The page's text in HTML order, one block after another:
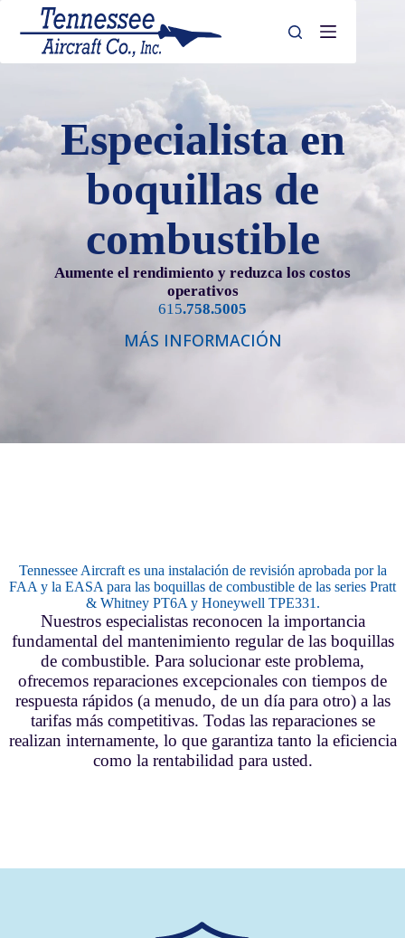
contenido
Especialista en
boquillas de
combustible
Aumente el rendimiento y reduzca los costos
operativos
615.758.5005
MÁS INFORMACIÓN
Tennessee Aircraft es una instalación de revisión aprobada por la
FAA y la EASA para las boquillas de combustible de las series Pratt
& Whitney PT6A y Honeywell TPE331.
Nuestros especialistas reconocen la importancia
fundamental del mantenimiento regular de las boquillas
de combustible. Para solucionar este problema,
ofrecemos reparaciones excepcionales con tiempos de
respuesta rápidos (a menudo, de un día para otro) a las
tarifas más competitivas. Todas las reparaciones se
realizan internamente, lo que garantiza tanto la eficiencia
como la rentabilidad para usted.